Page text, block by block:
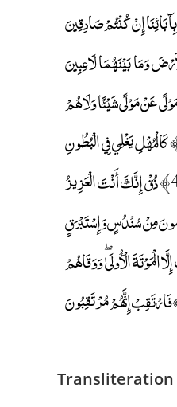
لَيَقُولُونَ ﴿34﴾ إِنْ هِيَ إِلَّا مَوْتَتُنَا الْأُولَىٰ وَمَا نَحْنُ بِمُنْشَرِينَ ﴿35﴾ فَأْتُوا بِآبَائِنَا إِنْ كُنْتُمْ صَادِقِينَ
﴿37﴾ وَمَا خَلَقْنَا السَّمَاوَاتِ وَالْأَرْضَ وَمَا بَيْنَهُمَا لَاعِبِينَ
إِنَّ يَوْمَ الْفَصْلِ مِيقَاتُهُمْ أَجْمَعِينَ ﴿40﴾ يَوْمَ لَا يُغْنِي مَوْلًى عَنْ مَوْلًى شَيْئًا وَلَا هُمْ
إِلَّا مَنْ رَحِمَ اللَّهُ ۚ إِنَّهُ هُوَ الْعَزِيزُ الرَّحِيمُ ﴿42﴾ إِنَّ شَجَرَتَ الزَّقُّومِ ﴿43﴾ طَعَامُ الْأَثِيمِ ﴿44﴾ كَالْمُهْلِ يَغْلِي فِي الْبُطُونِ
﴿45﴾ كَغَلْيِ الْحَمِيمِ ﴿46﴾ خُذُوهُ فَاعْتِلُوهُ إِلَىٰ سَوَاءِ الْجَحِيمِ ﴿47﴾ ثُمَّ صُبُّوا فَوْقَ رَأْسِهِ مِنْ عَذَابِ الْحَمِيمِ ﴿48﴾ ذُقْ إِنَّكَ أَنْتَ الْعَزِيزُ
﴿50﴾ إِنَّ الْمُتَّقِينَ فِي مَقَامٍ أَمِينٍ ﴿51﴾ فِي جَنَّاتٍ وَعُيُونٍ ﴿52﴾ يَلْبَسُونَ مِنْ سُنْدُسٍ وَإِسْتَبْرَقٍ
﴿55﴾ لَا يَذُوقُونَ فِيهَا الْمَوْتَ إِلَّا الْمَوْتَةَ الْأُولَىٰ ۖ وَوَقَاهُمْ
﴿56﴾ فَضْلًا مِنْ رَبِّكَ ۚ ذَٰلِكَ هُوَ الْفَوْزُ الْعَظِيمُ ﴿57﴾ فَإِنَّمَا يَسَّرْنَاهُ بِلِسَانِكَ لَعَلَّهُمْ يَتَذَكَّرُونَ ﴿58﴾ فَارْتَقِبْ إِنَّهُمْ مُرْتَقِبُونَ
Transliteration